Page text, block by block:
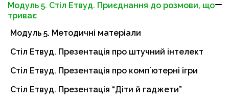
Модуль 5. Стіл Етвуд. Приєднання до розмови, що
триває
Модуль 5. Методичні матеріали
Стіл Етвуд. Презентація про штучний інтелект
Стіл Етвуд. Презентація про компʼютерні ігри
Стіл Етвуд. Презентація “Діти й гаджети”